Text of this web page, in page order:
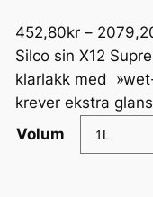
452,80kr –
Silco sin X12
klarlakk med
krever ekstra
Volum